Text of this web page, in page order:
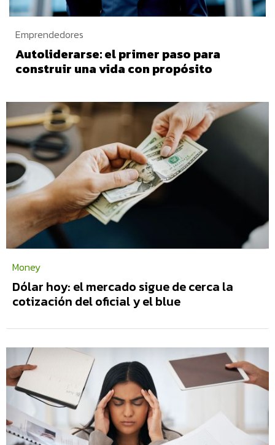
Emprendedores
Autoliderarse: el primer paso para
construir una vida con propósito
Money
Dólar hoy: el mercado sigue de cerca la
cotización del oficial y el blue